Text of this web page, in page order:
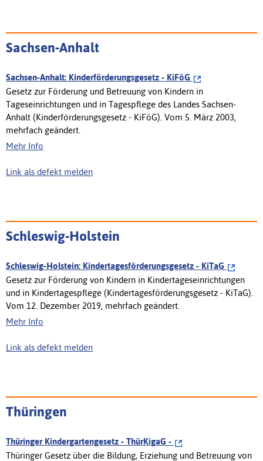
Sachsen-Anhalt
Sachsen-Anhalt: Kinderförderungsgesetz - KiFöG
Gesetz zur Förderung und Betreuung von Kindern in
Tageseinrichtungen und in Tagespflege des Landes Sachsen-
Anhalt (Kinderförderungsgesetz - KiFöG). Vom 5. März 2003,
mehrfach geändert.
Mehr Info
Link als defekt melden
Schleswig-Holstein
Schleswig-Holstein: Kindertagesförderungsgesetz - KiTaG
Gesetz zur Förderung von Kindern in Kindertageseinrichtungen
und in Kindertagespflege (Kindertagesförderungsgesetz - KiTaG).
Vom 12. Dezember 2019, mehrfach geändert.
Mehr Info
Link als defekt melden
Thüringen
Thüringer Kindergartengesetz - ThürKigaG -
Thüringer Gesetz über die Bildung, Erziehung und Betreuung von